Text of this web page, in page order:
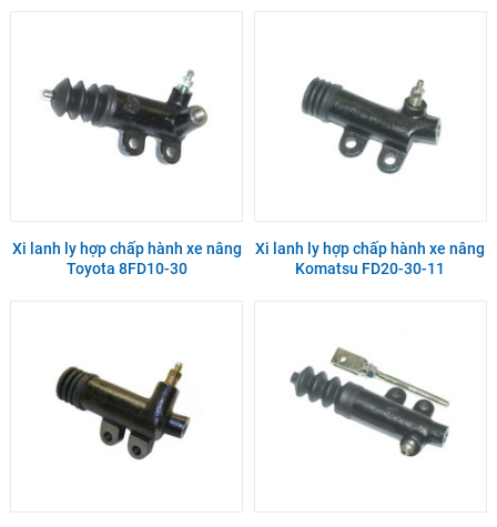
Xi lanh ly hợp chấp hành xe nâng
Toyota 8FD10-30
Xi lanh ly hợp chấp hành xe nâng
Komatsu FD20-30-11